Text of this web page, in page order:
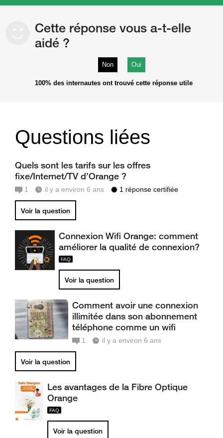
Cette réponse vous a-t-elle
aidé ?
Non Oui
100% des internautes ont trouvé cette réponse utile
Questions liées
Quels sont les tarifs sur les offres
fixe/Internet/TV d’Orange ?
1 il y a environ 6 ans 1 réponse certifiée
Voir la question
Connexion Wifi Orange: comment
améliorer la qualité de connexion?
Voir la question
Comment avoir une connexion
illimitée dans son abonnement
téléphone comme un wifi
1 il y a environ 6 ans
Voir la question
Les avantages de la Fibre Optique
Orange
Voir la question